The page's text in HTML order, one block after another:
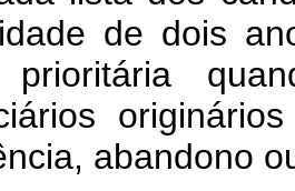
de dois
prioritária
abandono